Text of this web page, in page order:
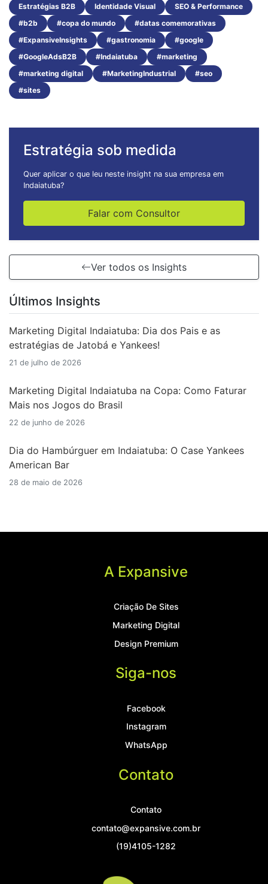
Estratégias B2B Identidade Visual
SEO & Performance
#b2b
#copa do mundo
#datas comemorativas
#ExpansiveInsights
#gastronomia
#google
#GoogleAdsB2B
#Indaiatuba
#marketing
#marketing digital
#MarketingIndustrial
#seo
#sites
Estratégia sob medida
Quer aplicar o que leu neste insight na sua empresa em
Indaiatuba?
Falar com Consultor
Ver todos os Insights
Últimos Insights
Marketing Digital Indaiatuba: Dia dos Pais e as
estratégias de Jatobá e Yankees!
21 de julho de 2026
Marketing Digital Indaiatuba na Copa: Como Faturar
Mais nos Jogos do Brasil
22 de junho de 2026
Dia do Hambúrguer em Indaiatuba: O Case Yankees
American Bar
28 de maio de 2026
A Expansive
Criação De Sites
Marketing Digital
Design Premium
Siga-nos
Facebook
Instagram
WhatsApp
Contato
Contato
contato@expansive.com.br
(19)4105-1282